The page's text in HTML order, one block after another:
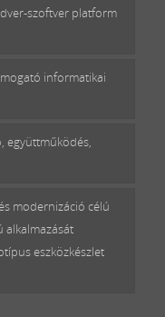
szoftver platform
informatikai
együttműködés,
modernizáció célú
alkalmazását
eszközkészlet